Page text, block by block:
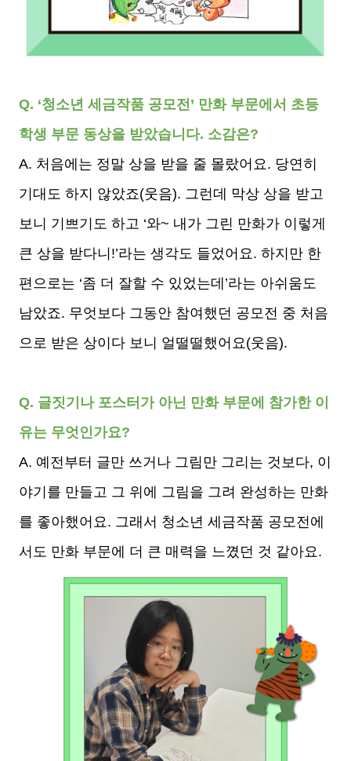
Q. ‘청소년 세금작품 공모전’ 만화 부문에서 초등
학생 부문 동상을 받았습니다. 소감은?
A. 처음에는 정말 상을 받을 줄 몰랐어요. 당연히
기대도 하지 않았죠(웃음). 그런데 막상 상을 받고
보니 기쁘기도 하고 ‘와~ 내가 그린 만화가 이렇게
큰 상을 받다니!’라는 생각도 들었어요. 하지만 한
편으로는 ‘좀 더 잘할 수 있었는데’라는 아쉬움도
남았죠. 무엇보다 그동안 참여했던 공모전 중 처음
으로 받은 상이다 보니 얼떨떨했어요(웃음).
Q. 글짓기나 포스터가 아닌 만화 부문에 참가한 이
유는 무엇인가요?
A. 예전부터 글만 쓰거나 그림만 그리는 것보다, 이
야기를 만들고 그 위에 그림을 그려 완성하는 만화
를 좋아했어요. 그래서 청소년 세금작품 공모전에
서도 만화 부문에 더 큰 매력을 느꼈던 것 같아요.